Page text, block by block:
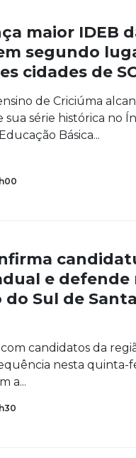
maior IDEB
segundo
cidades de
de Criciúma
sua série histórica no
Básica...
e defende
Sul de Santa
candidatos da
nesta quinta-
a...